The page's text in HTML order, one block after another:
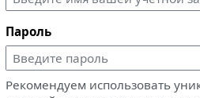
Пароль
Рекомендуем использовать